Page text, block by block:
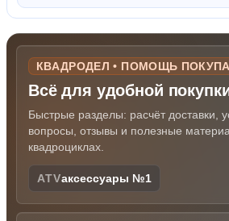
КВАДРОДЕЛ • ПОМОЩЬ
Всё для удобной
Быстрые разделы: расчёт доставки,
вопросы, отзывы и полезные
квадроциклах.
ATVаксессуары №1